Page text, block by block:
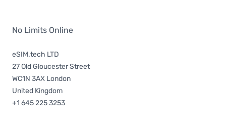
No Limits Online
eSIM.tech LTD
27 Old Gloucester Street
WC1N 3AX London
United Kingdom
+1 645 225 3253